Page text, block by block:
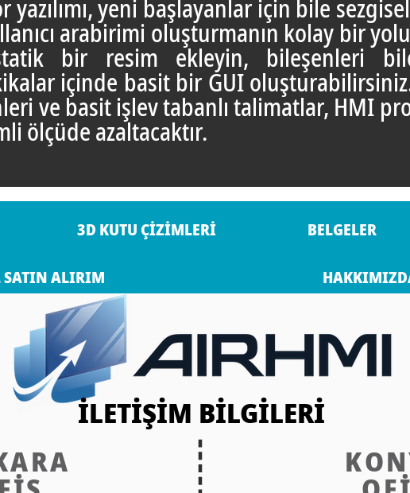
yazılımı, yeni başlayanlar için bile
arabirimi oluşturmanın kolay bir
bir resim ekleyin, bileşenleri
içinde basit bir GUI
ve basit işlev tabanlı talimatlar, HMI
ölçüde azaltacaktır.
3D KUTU ÇİZİMLERİ BELGELER
SATIN ALIRIM
İLETİŞİM BİLGİLERİ